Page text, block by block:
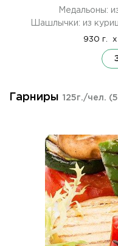
Медальоны:
Шашлычки: из
930 г. x
Гарниры 125г./чел.